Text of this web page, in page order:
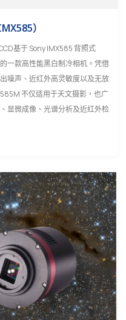
）
基于 Sony IMX585 背照式
一款高性能黑白制冷相机。凭借
噪声、近红外高灵敏度以及无放
不仅适用于天文摄影，也广
显微成像、光谱分析及近红外检